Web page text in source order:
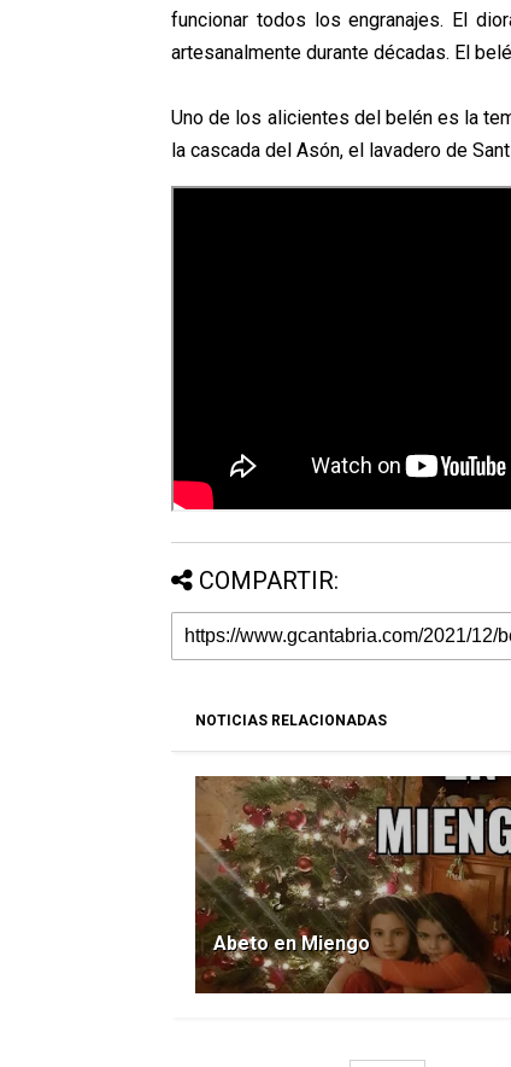
funcionar todos los engranajes. El
artesanalmente durante décadas. El
Uno de los alicientes del belén es la
la cascada del Asón, el lavadero de
COMPARTIR:
NOTICIAS RELACIONADAS
Abeto en Miengo